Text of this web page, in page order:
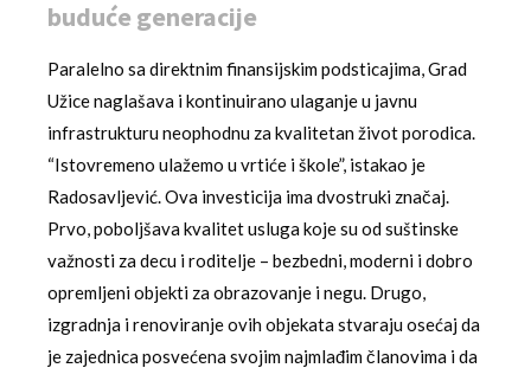
buduće generacije
Paralelno sa direktnim finansijskim podsticajima, Grad
Užice naglašava i kontinuirano ulaganje u javnu
infrastrukturu neophodnu za kvalitetan život porodica.
“Istovremeno ulažemo u vrtiće i škole”, istakao je
Radosavljević. Ova investicija ima dvostruki značaj.
Prvo, poboljšava kvalitet usluga koje su od suštinske
važnosti za decu i roditelje – bezbedni, moderni i dobro
opremljeni objekti za obrazovanje i negu. Drugo,
izgradnja i renoviranje ovih objekata stvaraju osećaj da
je zajednica posvećena svojim najmlađim članovima i da